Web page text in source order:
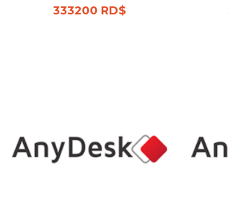
333200 RD$